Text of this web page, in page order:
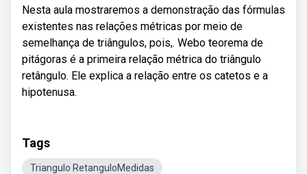
Nesta aula mostraremos a demonstração das fórmulas
existentes nas relações métricas por meio de
semelhança de triângulos, pois,. Webo teorema de
pitágoras é a primeira relação métrica do triângulo
retângulo. Ele explica a relação entre os catetos e a
hipotenusa.
Tags
Triangulo RetanguloMedidas